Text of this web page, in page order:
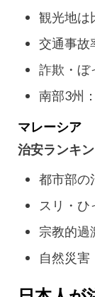
観光地は
交通事故
詐欺・ぼ
南部3州
マレーシア
治安ランキ
都市部の
スリ・
宗教的過
自然災害